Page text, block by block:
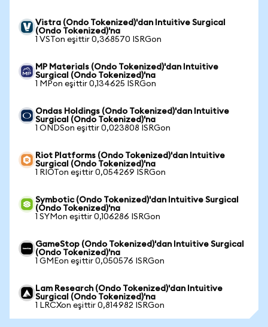
Vistra (Ondo Tokenized)'dan Intuitive Surgical
(Ondo Tokenized)'na
1 VSTon eşittir 0,368570 ISRGon
MP Materials (Ondo Tokenized)'dan Intuitive
Surgical (Ondo Tokenized)'na
1 MPon eşittir 0,134625 ISRGon
Ondas Holdings (Ondo Tokenized)'dan Intuitive
Surgical (Ondo Tokenized)'na
1 ONDSon eşittir 0,023808 ISRGon
Riot Platforms (Ondo Tokenized)'dan Intuitive
Surgical (Ondo Tokenized)'na
1 RIOTon eşittir 0,054269 ISRGon
Symbotic (Ondo Tokenized)'dan Intuitive Surgical
(Ondo Tokenized)'na
1 SYMon eşittir 0,106286 ISRGon
GameStop (Ondo Tokenized)'dan Intuitive Surgical
(Ondo Tokenized)'na
1 GMEon eşittir 0,050576 ISRGon
Lam Research (Ondo Tokenized)'dan Intuitive
Surgical (Ondo Tokenized)'na
1 LRCXon eşittir 0,814982 ISRGon